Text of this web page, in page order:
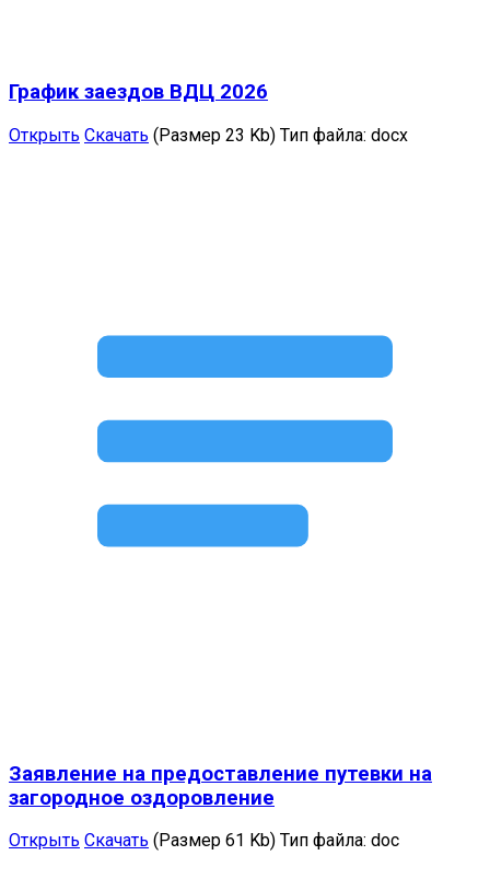
График заездов ВДЦ 2026
Открыть Скачать (Размер 23 Kb) Тип файла: docx
Заявление на предоставление путевки на
загородное оздоровление
Открыть Скачать (Размер 61 Kb) Тип файла: doc